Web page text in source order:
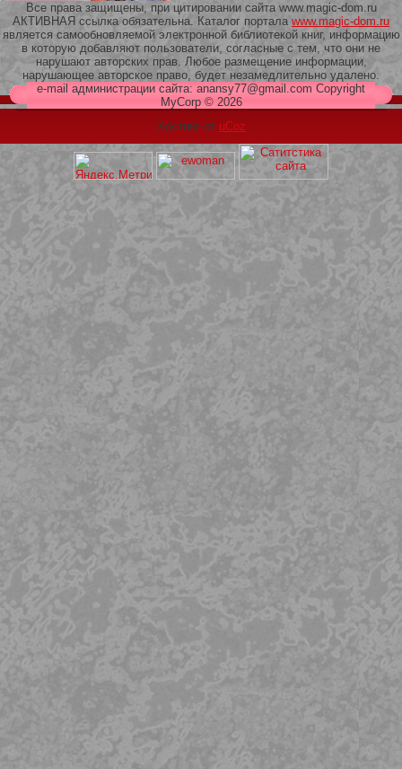
209 Белая кофта из ленточного
кружева
Все права защищены, при цитировании сайта www.magic-dom.ru
АКТИВНАЯ ссылка обязательна. Каталог портала www.magic-dom.ru
является самообновляемой электронной библиотекой книг, информацию
в которую добавляют пользователи, согласные с тем, что они не
нарушают авторских прав. Любое размещение информации,
нарушающее авторское право, будет незамедлительно удалено.
e-mail администрации сайта: anansy77@gmail.com Copyright
MyCorp © 2026
Хостинг от uCoz